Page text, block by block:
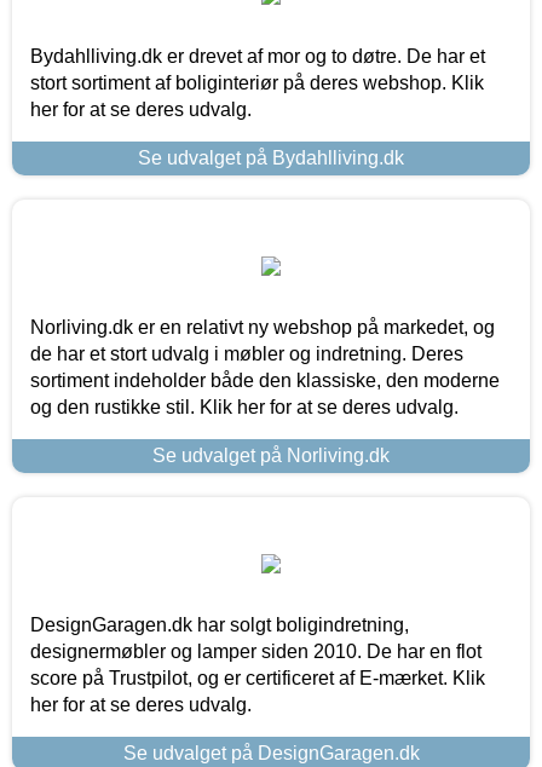
Bydahlliving.dk er drevet af mor og to døtre. De har et
stort sortiment af boliginteriør på deres webshop. Klik
her for at se deres udvalg.
Se udvalget på Bydahlliving.dk
Norliving.dk er en relativt ny webshop på markedet, og
de har et stort udvalg i møbler og indretning. Deres
sortiment indeholder både den klassiske, den moderne
og den rustikke stil. Klik her for at se deres udvalg.
Se udvalget på Norliving.dk
DesignGaragen.dk har solgt boligindretning,
designermøbler og lamper siden 2010. De har en flot
score på Trustpilot, og er certificeret af E-mærket. Klik
her for at se deres udvalg.
Se udvalget på DesignGaragen.dk